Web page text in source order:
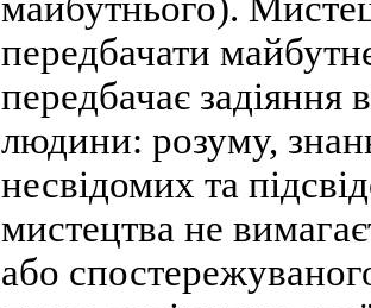
передбачати
передбачає задіяння
людини: розуму,
несвідомих та
мистецтва не
або